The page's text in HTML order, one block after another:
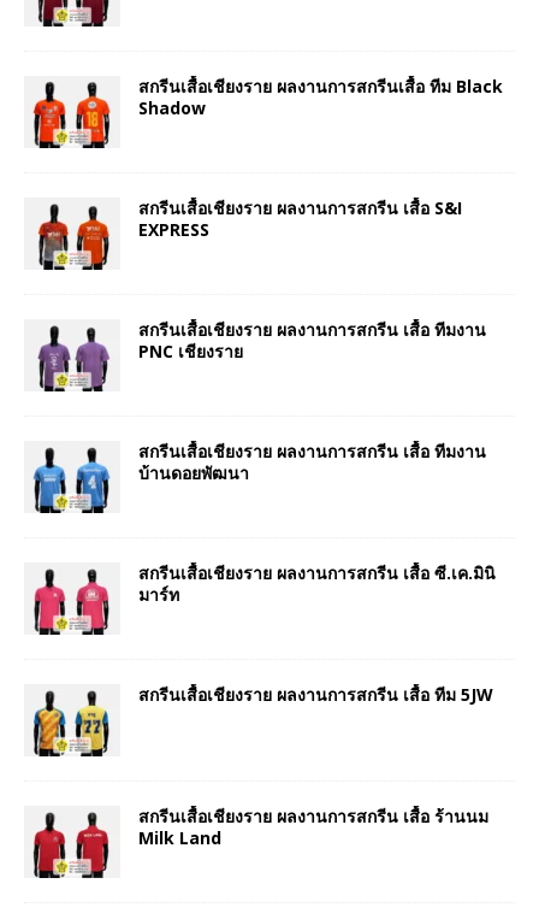
สกรีนเสื้อเชียงราย ผลงานการสกรีนเสื้อ ทีม Black
Shadow
สกรีนเสื้อเชียงราย ผลงานการสกรีน เสื้อ S&I
EXPRESS
สกรีนเสื้อเชียงราย ผลงานการสกรีน เสื้อ ทีมงาน
PNC เชียงราย
สกรีนเสื้อเชียงราย ผลงานการสกรีน เสื้อ ทีมงาน
บ้านดอยพัฒนา
สกรีนเสื้อเชียงราย ผลงานการสกรีน เสื้อ ซี.เค.มินิ
มาร์ท
สกรีนเสื้อเชียงราย ผลงานการสกรีน เสื้อ ทีม 5JW
สกรีนเสื้อเชียงราย ผลงานการสกรีน เสื้อ ร้านนม
Milk Land